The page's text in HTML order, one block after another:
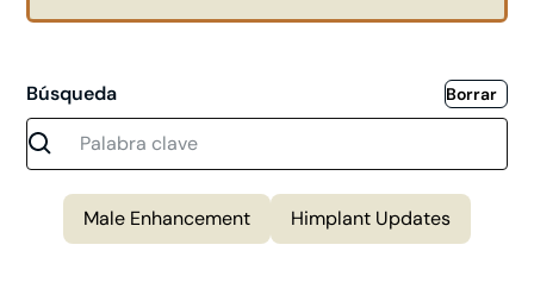
Búsqueda Borrar
Male Enhancement Himplant Updates